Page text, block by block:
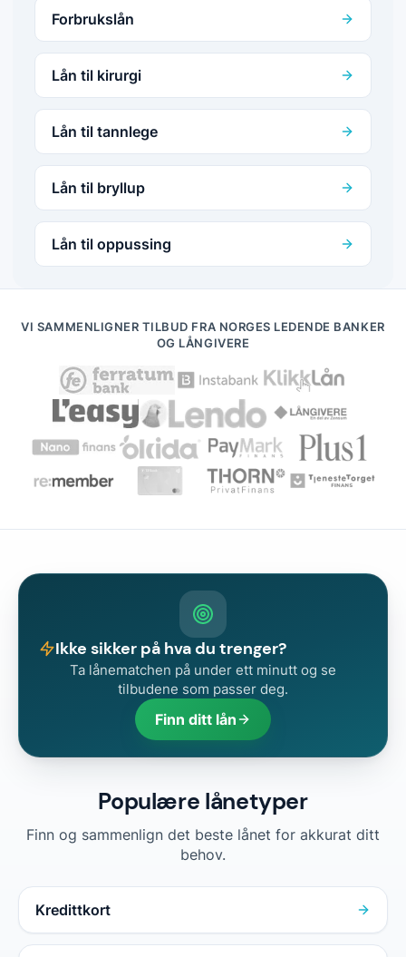
Forbrukslån
Lån til kirurgi
Lån til tannlege
Lån til bryllup
Lån til oppussing
VI SAMMENLIGNER TILBUD FRA NORGES LEDENDE BANKER
OG LÅNGIVERE
Ikke sikker på hva du trenger?
Ta lånematchen på under ett minutt og se
tilbudene som passer deg.
Finn ditt lån
Populære lånetyper
Finn og sammenlign det beste lånet for akkurat ditt
behov.
Kredittkort